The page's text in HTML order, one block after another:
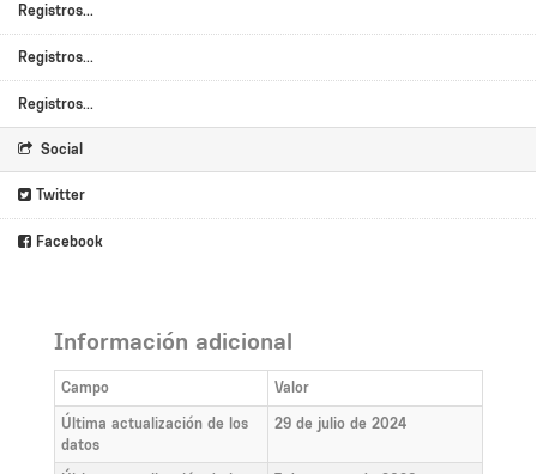
Registros...
Registros...
Registros...
Social
Twitter
Facebook
Información adicional
Campo
Valor
Última actualización de los
datos
29 de julio de 2024